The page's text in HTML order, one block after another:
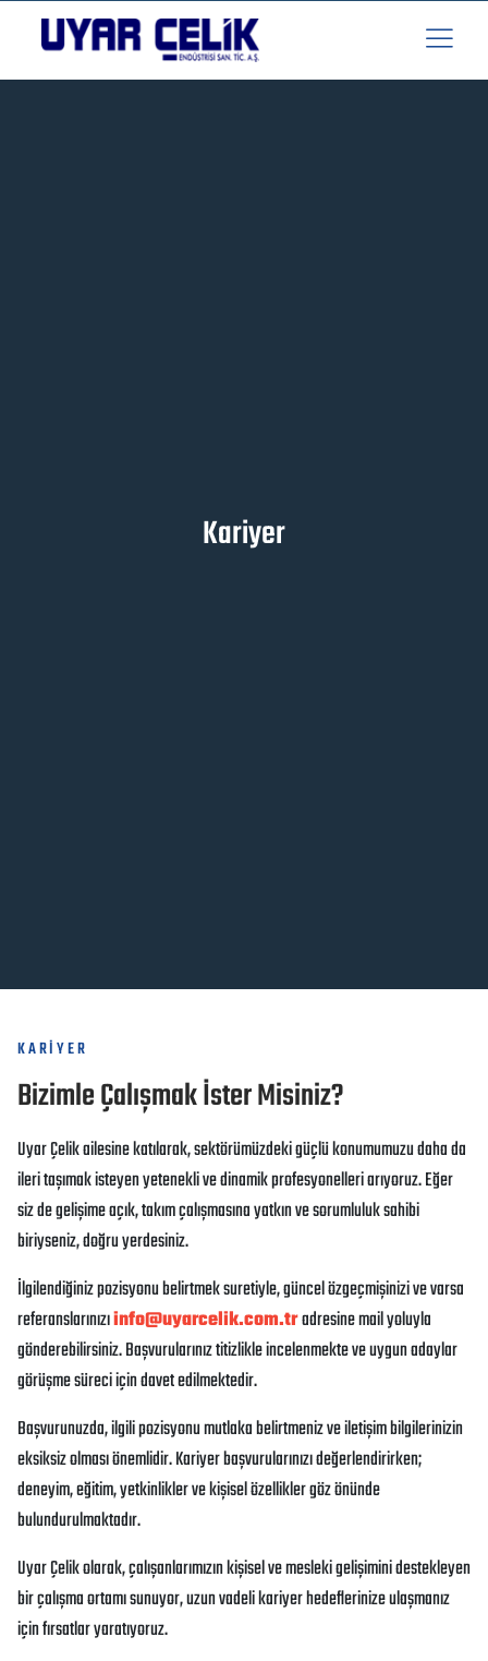
Kariyer
KARİYER
Bizimle Çalışmak İster Misiniz?
Uyar Çelik ailesine katılarak, sektörümüzdeki güçlü konumumuzu daha da
ileri taşımak isteyen yetenekli ve dinamik profesyonelleri arıyoruz. Eğer
siz de gelişime açık, takım çalışmasına yatkın ve sorumluluk sahibi
biriyseniz, doğru yerdesiniz.
İlgilendiğiniz pozisyonu belirtmek suretiyle, güncel özgeçmişinizi ve varsa
referanslarınızıinfo@uyarcelik.com.tradresine mail yoluyla
gönderebilirsiniz. Başvurularınız titizlikle incelenmekte ve uygun adaylar
görüşme süreci için davet edilmektedir.
Başvurunuzda, ilgili pozisyonu mutlaka belirtmeniz ve iletişim bilgilerinizin
eksiksiz olması önemlidir. Kariyer başvurularınızı değerlendirirken;
deneyim, eğitim, yetkinlikler ve kişisel özellikler göz önünde
bulundurulmaktadır.
Uyar Çelik olarak, çalışanlarımızın kişisel ve mesleki gelişimini destekleyen
bir çalışma ortamı sunuyor, uzun vadeli kariyer hedeflerinize ulaşmanız
için fırsatlar yaratıyoruz.